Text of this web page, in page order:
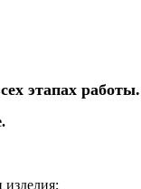
этапах работы.